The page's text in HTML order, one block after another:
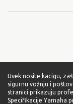
Uvek nosite kacigu,
sigurnu vožnju i
stranici prikazuju
Specifikacije Yamaha